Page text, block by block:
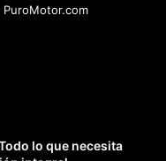
lo que necesita